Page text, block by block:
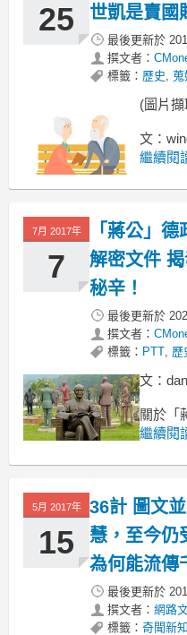
25
世凱是賣
最後更新於
撰文者：
標籤： 歷史, 蒐
(圖片
文：
或許你
繼續閱
7月 2017年
7
「蔣公」
解密文件
秘辛！
最後更新於
撰文者：
標籤： PTT, 歷
文：
關於「
這個問
感覺像
繼續閱
5月 2017年
15
36計 圖文
慧，至今仍
為何能流傳
最後更新於
撰文者： 網路
標籤： 奇聞新知